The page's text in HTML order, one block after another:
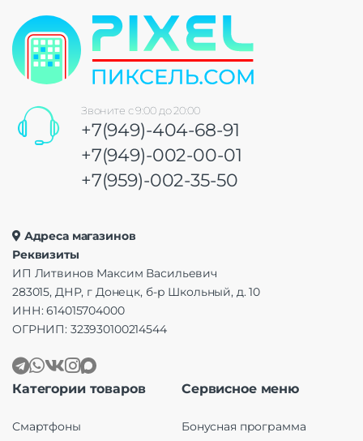
Звоните с 9:00 до 20:00
+7(949)-404-68-91
+7(949)-002-00-01
+7(959)-002-35-50
Адреса магазинов
Реквизиты
ИП Литвинов Максим Васильевич
283015, ДНР, г Донецк, б-р Школьный, д. 10
ИНН: 614015704000
ОГРНИП: 323930100214544
Категории товаров
Смартфоны
Сервисное меню
Бонусная программа